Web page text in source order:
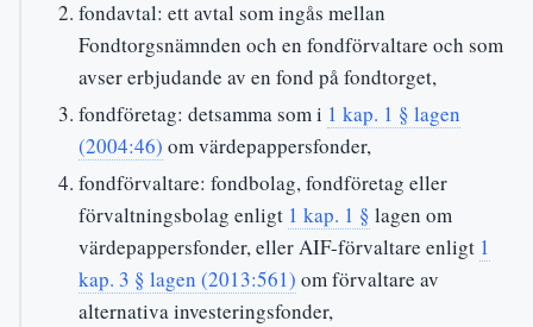
fondavtal: ett avtal som ingås mellan
Fondtorgsnämnden och en fondförvaltare och som
avser erbjudande av en fond på fondtorget,
fondföretag: detsamma som i 1 kap. 1 § lagen
(2004:46) om värdepappersfonder,
fondförvaltare: fondbolag, fondföretag eller
förvaltningsbolag enligt 1 kap. 1 § lagen om
värdepappersfonder, eller AIF-förvaltare enligt 1
kap. 3 § lagen (2013:561) om förvaltare av
alternativa investeringsfonder,